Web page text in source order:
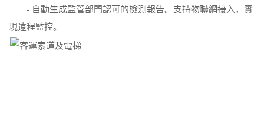
- 自動生成監管部門認可的檢測報告。支持物聯網接入，實
現遠程監控。